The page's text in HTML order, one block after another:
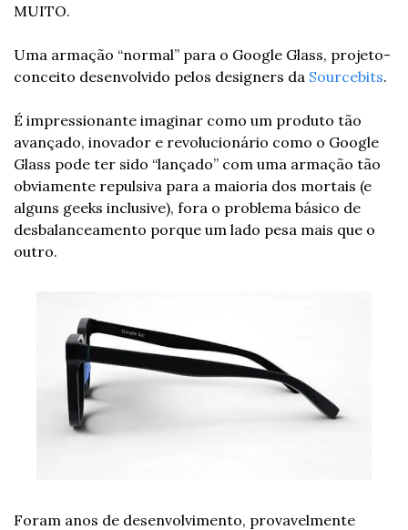
MUITO.
Uma armação “normal” para o Google Glass, projeto-
conceito desenvolvido pelos designers da Sourcebits.
É impressionante imaginar como um produto tão
avançado, inovador e revolucionário como o Google
Glass pode ter sido “lançado” com uma armação tão
obviamente repulsiva para a maioria dos mortais (e
alguns geeks inclusive), fora o problema básico de
desbalanceamento porque um lado pesa mais que o
outro.
Foram anos de desenvolvimento, provavelmente